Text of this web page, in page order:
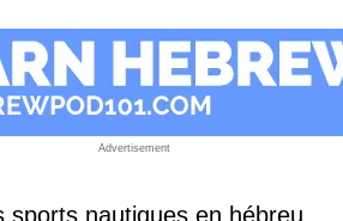
Advertisement
sports nautiques en hébreu